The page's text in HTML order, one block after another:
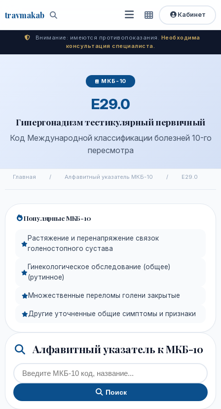
travmakab Поиск
Открыть
меню
Быстрый
доступ
Кабинет
Внимание: имеются противопоказания. Необходима
консультация специалиста.
МКБ-10
E29.0
Гипергонадизм тестикулярный первичный
Код Международной классификации болезней 10-го
пересмотра
Главная / Алфавитный указатель МКБ-10 / E29.0
Популярные МКБ-10
Растяжение и перенапряжение связок
голеностопного сустава
Гинекологическое обследование (общее)
(рутинное)
Множественные переломы голени закрытые
Другие уточненные общие симптомы и признаки
Алфавитный указатель к МКБ-10
Поиск